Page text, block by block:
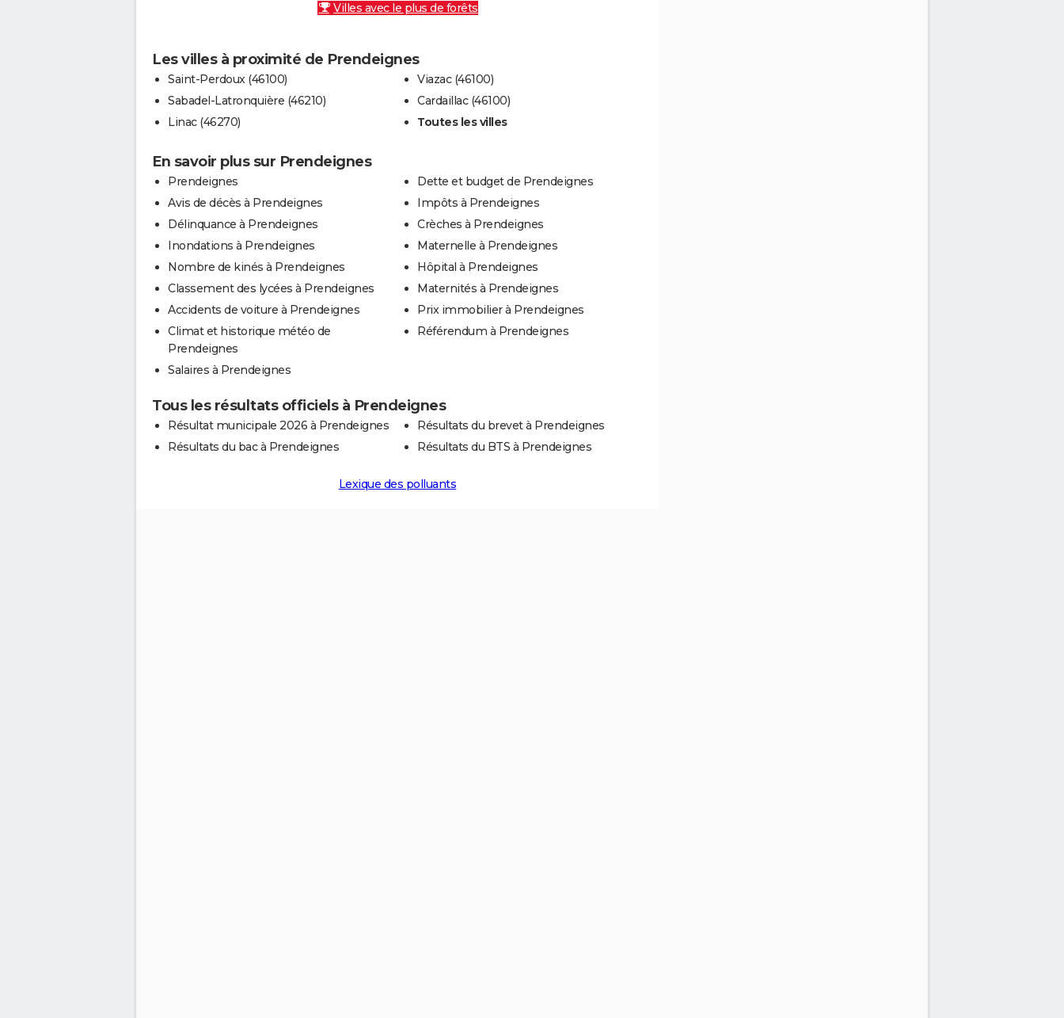
Villes avec le plus de forêts
Les villes à proximité de Prendeignes
Saint-Perdoux (46100)
Sabadel-Latronquière (46210)
Linac (46270)
Viazac (46100)
Cardaillac (46100)
Toutes les villes
En savoir plus sur Prendeignes
Prendeignes
Avis de décès à Prendeignes
Délinquance à Prendeignes
Inondations à Prendeignes
Nombre de kinés à Prendeignes
Classement des lycées à Prendeignes
Accidents de voiture à Prendeignes
Climat et historique météo de
Prendeignes
Salaires à Prendeignes
Dette et budget de Prendeignes
Impôts à Prendeignes
Crèches à Prendeignes
Maternelle à Prendeignes
Hôpital à Prendeignes
Maternités à Prendeignes
Prix immobilier à Prendeignes
Référendum à Prendeignes
Tous les résultats officiels à Prendeignes
Résultat municipale 2026 à Prendeignes
Résultats du bac à Prendeignes
Résultats du brevet à Prendeignes
Résultats du BTS à Prendeignes
Lexique des polluants